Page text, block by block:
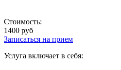
Стоимость:
1400 руб
Записаться на прием
Услуга включает в себя: